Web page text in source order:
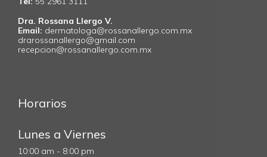
Dra. Rossana Llergo V.
Email: dermatologa@rossanallergo.com.mx
drarossanallergo@gmail.com
recepcion@rossanallergo.com.mx
Horarios
Lunes a Viernes
10:00 am - 8:00 pm